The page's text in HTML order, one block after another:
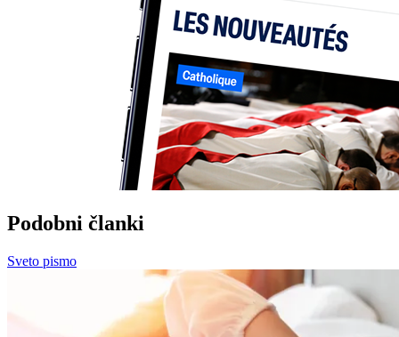
Podobni članki
Sveto pismo